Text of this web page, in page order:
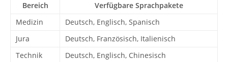
Bereich
Verfügbare Sprachpakete
Medizin
Deutsch, Englisch, Spanisch
Jura
Deutsch, Französisch, Italienisch
Technik
Deutsch, Englisch, Chinesisch